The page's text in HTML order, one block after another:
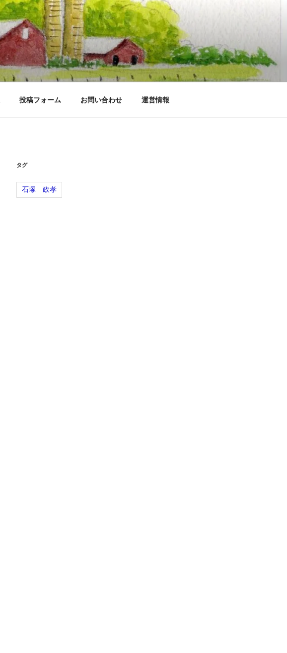
投稿フォーム お問い合わせ 運営情報
タグ
石塚 政孝